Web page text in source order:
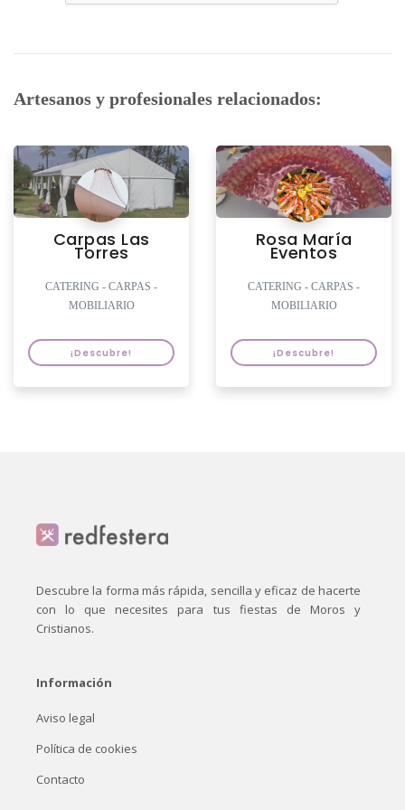
allá en donde a usted le vaya bien.
RELLENA EL FORMULARIO DE
E INFORMACIÓN DE FORMA RÁPIDA
Y FÁCIL!!
Accede a nuestra tienda online desdeAQUÍ
Artesanos y profesionales relacionados:
Carpas Las
Torres
CATERING - CARPAS -
MOBILIARIO
¡Descubre!
Rosa María
Eventos
CATERING - CARPAS -
MOBILIARIO
¡Descubre!
Descubre la forma más rápida, sencilla y eficaz de hacerte
con lo que necesites para tus fiestas de Moros y
Cristianos.
Información
Aviso legal
Política de cookies
Contacto